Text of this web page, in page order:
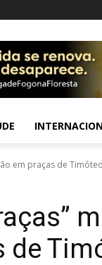
em praças de Timóteo
de